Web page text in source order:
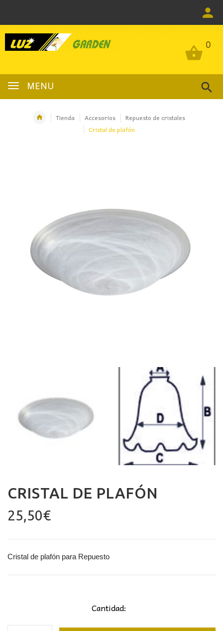
0
MENU
0
Tienda Accesorios
Repuesto de cristales
Cristal de plafón
CRISTAL DE PLAFÓN
25,50€
Cristal de plafón para Repuesto
Cantidad: